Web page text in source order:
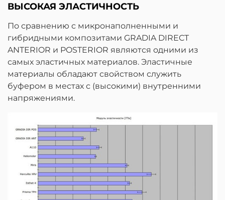
ВЫСОКАЯ ЭЛАСТИЧНОСТЬ
По сравнению с микронаполненными и
гибридными композитами GRADIA DIRECT
ANTERIOR и POSTERIOR являются одними из
самых эластичных материалов. Эластичные
материалы обладают свойством служить
буфером в местах с (высокими) внутренними
напряжениями.